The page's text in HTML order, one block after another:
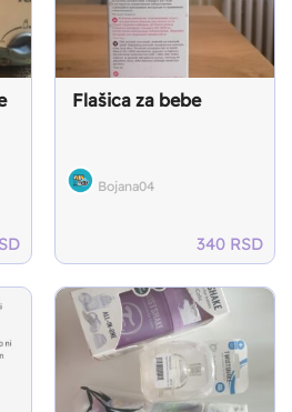
Flašica za bebe
Bojana04
340 RSD